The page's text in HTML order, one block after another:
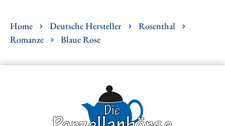
Home Deutsche Hersteller
Rosenthal
Romanze
Blaue Rose